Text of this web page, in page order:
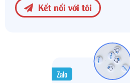
Kết nối với tôi
Zalo